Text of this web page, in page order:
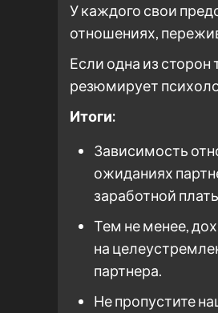
У каждого свои
отношениях,
Если одна из сторон
резюмирует
Итоги:
Зависимость
ожиданиях
заработной
Тем не менее,
на
партнера.
Не пропустите